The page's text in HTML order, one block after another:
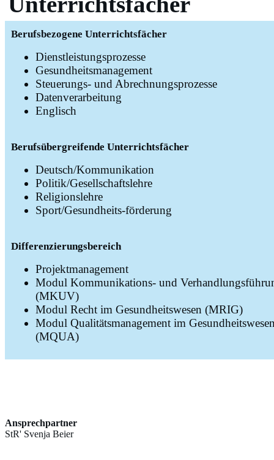
Berufsbezogene Unterrichtsfächer
Dienstleistungsprozesse
Gesundheitsmanagement
Steuerungs- und Abrechnungsprozesse
Datenverarbeitung
Englisch
Berufsübergreifende Unterrichtsfächer
Deutsch/Kommunikation
Politik/Gesellschaftslehre
Religionslehre
Sport/Gesundheits-förderung
Differenzierungsbereich
Projektmanagement
Modul Kommunikations- und
(MKUV)
Modul Recht im Gesundheitswesen (MRIG)
Modul Qualitätsmanagement im
(MQUA)
Ansprechpartner
StR' Svenja Beier